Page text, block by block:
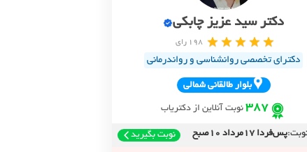
دکتر سید عزیز چابکی
198 رای
دکترای تخصصی روانشناسی و رواندرمانی
بلوار طالقاني شمالي
387 نوبت آنلاین از دکتریاب
پس‌فردا 17مرداد 10صبح نوبت بگیرید